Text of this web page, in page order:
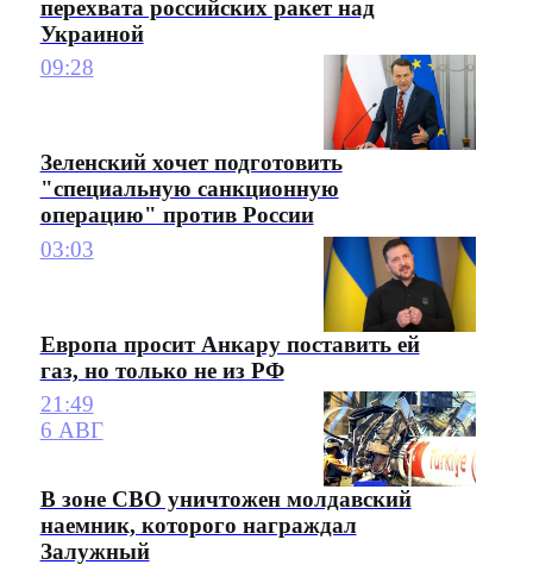
перехвата российских ракет над
Украиной
09:28
Зеленский хочет подготовить
"специальную санкционную
операцию" против России
03:03
Европа просит Анкару поставить ей
газ, но только не из РФ
21:49
6 АВГ
В зоне СВО уничтожен молдавский
наемник, которого награждал
Залужный